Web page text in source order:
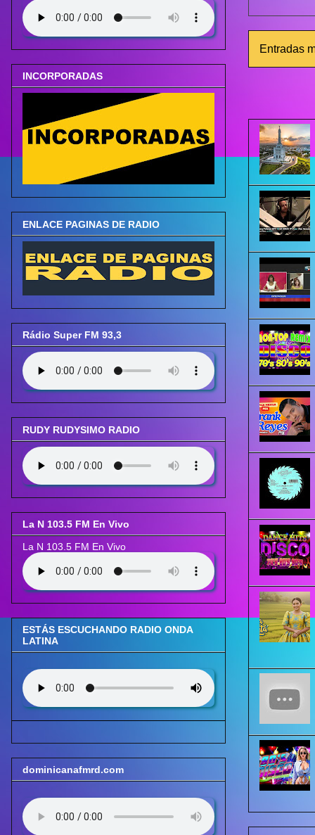
Entradas
INCORPORADAS
ENLACE PAGINAS DE RADIO
Rádio Super FM 93,3
RUDY RUDYSIMO RADIO
La N 103.5 FM En Vivo
La N 103.5 FM En Vivo
ESTÁS ESCUCHANDO RADIO ONDA
LATINA
dominicanafmrd.com